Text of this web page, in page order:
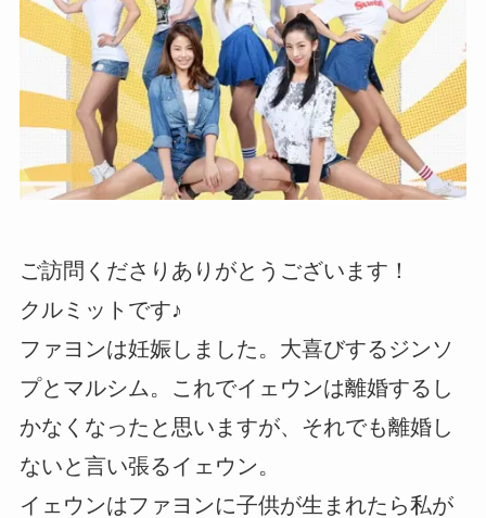
ご訪問くださりありがとうございます！
クルミットです♪
ファヨンは妊娠しました。大喜びするジンソ
プとマルシム。これでイェウンは離婚するし
かなくなったと思いますが、それでも離婚し
ないと言い張るイェウン。
イェウンはファヨンに子供が生まれたら私が